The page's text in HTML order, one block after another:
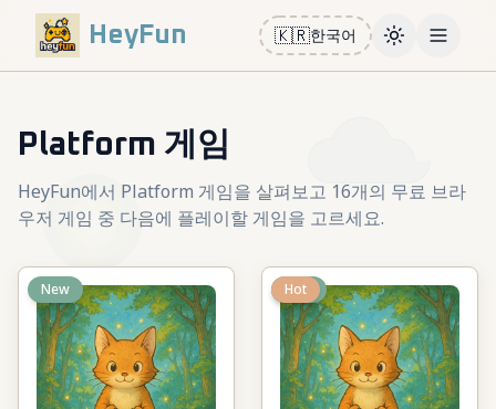
HeyFun 🇰🇷한국어 ToggleOpen
Platform 게임
HeyFun에서 Platform 게임을 살펴보고 16개의 무료 브라
우저 게임 중 다음에 플레이할 게임을 고르세요.
New New
Hot